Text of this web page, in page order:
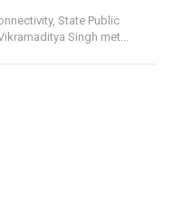
State Public
Singh met...